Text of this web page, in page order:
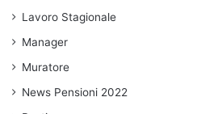
Lavoro Stagionale
Manager
Muratore
News Pensioni 2022